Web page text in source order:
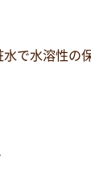
で水溶性の